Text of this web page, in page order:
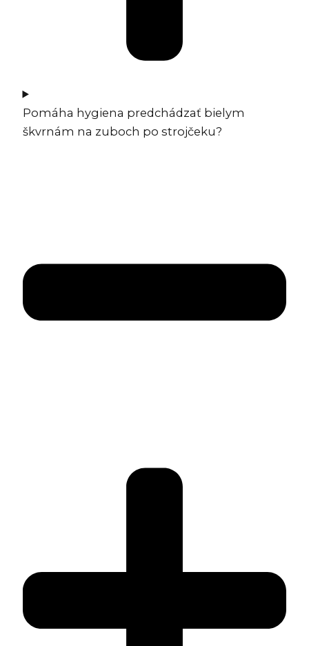
Pomáha hygiena predchádzať bielym
škvrnám na zuboch po strojčeku?